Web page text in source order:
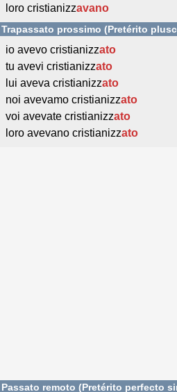
loro cristianizzavano
Trapassato prossimo (Pretérito
io avevo cristianizzato
tu avevi cristianizzato
lui aveva cristianizzato
noi avevamo cristianizzato
voi avevate cristianizzato
loro avevano cristianizzato
Passato remoto (Pretérito perfecto